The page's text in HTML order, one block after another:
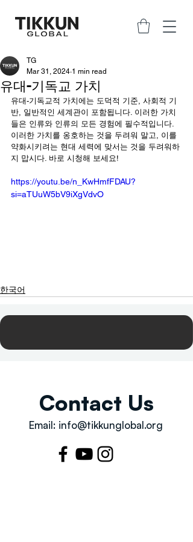
유대-기독교 가치
TG
Mar 31, 2024 1 min read
유대-기독교적 가치에는 도덕적 기준, 사회적 기
반, 일반적인 세계관이 포함됩니다. 이러한 가치
들은 인류와 인류의 모든 경험에 필수적입니다.
이러한 가치를 옹호하는 것을 두려워 말고, 이를
약화시키려는 현대 세력에 맞서는 것을 두려워하
지 맙시다. 바로 시청해 보세요!
https://youtu.be/n_KwHmfFDAU?
si=aTUuW5bV9iXgVdvO
한국어
Contact Us
Email: info@tikkunglobal.org